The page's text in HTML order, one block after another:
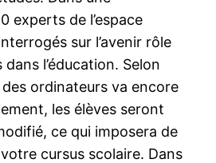
experts de l’espace
sur l’avenir rôle
l’éducation. Selon
des ordinateurs va encore
les élèves seront
ce qui imposera de
cursus scolaire. Dans